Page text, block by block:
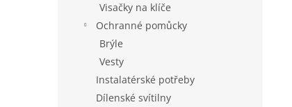
Visačky na klíče
Ochranné pomůcky
Brýle
Vesty
Instalatérské potřeby
Dílenské svítilny